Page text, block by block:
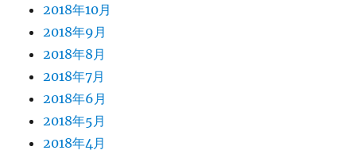
2018年10月
2018年9月
2018年8月
2018年7月
2018年6月
2018年5月
2018年4月